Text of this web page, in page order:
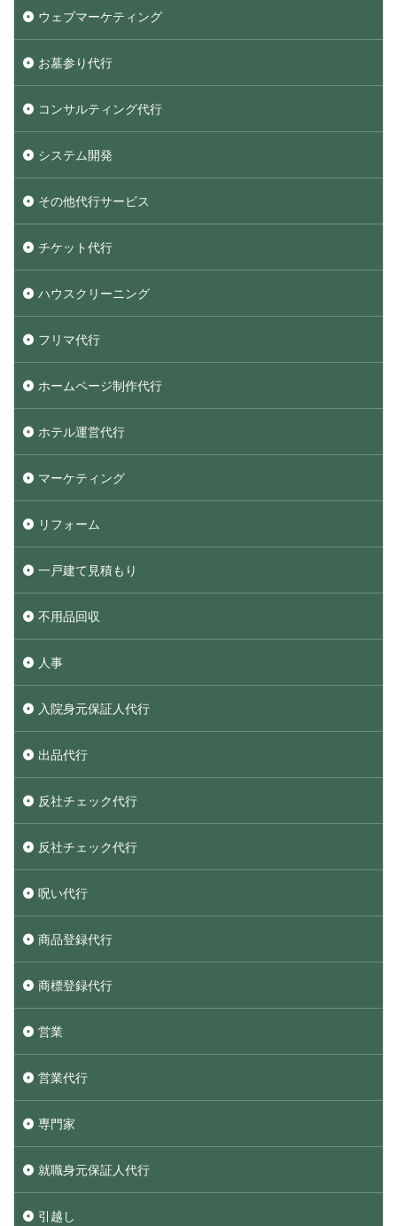
ウェブマーケティング
お墓参り代行
コンサルティング代行
システム開発
その他代行サービス
チケット代行
ハウスクリーニング
フリマ代行
ホームページ制作代行
ホテル運営代行
マーケティング
リフォーム
一戸建て見積もり
不用品回収
人事
入院身元保証人代行
出品代行
反社チェック代行
反社チェック代行
呪い代行
商品登録代行
商標登録代行
営業
営業代行
専門家
就職身元保証人代行
引越し